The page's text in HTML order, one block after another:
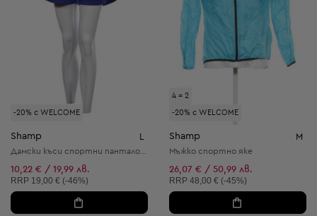
-20% с WELCOME
Shamp
10,22 € / 19,99 лв.
Препоръчителна цена:
RRP 19,00 € (-46%)
4 = 2
-20% с WELCOME
Shamp M
Мъжко спортно яке
26,07 € / 50,99 лв.
Препоръчителна цена:
RRP 48,00 € (-45%)